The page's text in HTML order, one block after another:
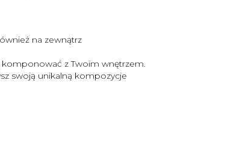
na zewnątrz
komponować z Twoim wnętrzem.
swoją unikalną kompozycje